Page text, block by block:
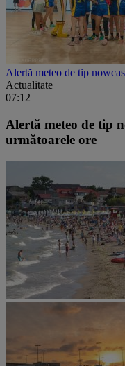
Alertă meteo de tip
Actualitate
07:12
Alertă meteo de tip
următoarele ore